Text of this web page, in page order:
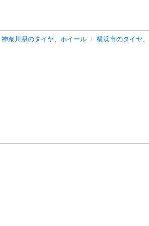
神奈川県のタイヤ、ホイール
横浜市のタイヤ